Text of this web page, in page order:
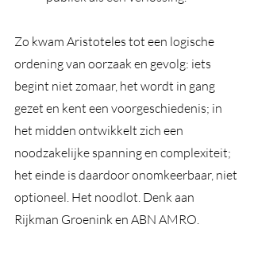
Zo kwam Aristoteles tot een logische
ordening van oorzaak en gevolg: iets
begint niet zomaar, het wordt in gang
gezet en kent een voorgeschiedenis; in
het midden ontwikkelt zich een
noodzakelijke spanning en complexiteit;
het einde is daardoor onomkeerbaar, niet
optioneel. Het noodlot. Denk aan
Rijkman Groenink en ABN AMRO.